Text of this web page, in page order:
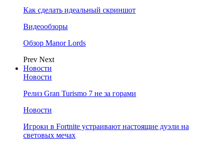
Как сделать идеальный скриншот
Видеообзоры
Обзор Manor Lords
Prev Next
Новости
Новости
Релиз Gran Turismo 7 не за горами
Новости
Игроки в Fortnite устраивают настоящие дуэли на
световых мечах